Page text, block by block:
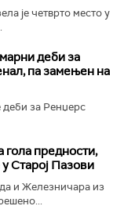
је четврто место у
деби за
па замењен на
деби за Ренџерс
предности,
Старој Пазови
и Железничара из